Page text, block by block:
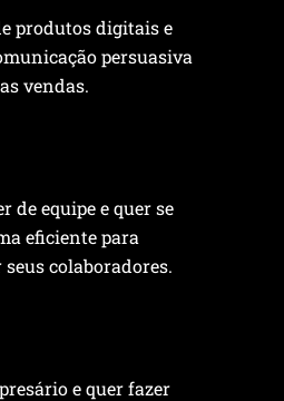
produtos digitais e
persuasiva
vendas.
de equipe e quer se
eficiente para
colaboradores.
e quer fazer